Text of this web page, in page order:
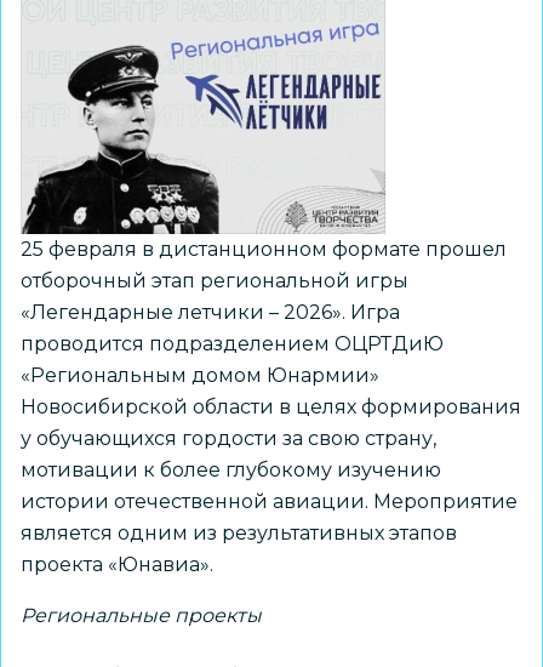
«Юнармейская
слава
региона»
25 февраля в дистанционном формате прошел
отборочный этап региональной игры
«Легендарные летчики – 2026». Игра
проводится подразделением ОЦРТДиЮ
«Региональным домом Юнармии»
Новосибирской области в целях формирования
у обучающихся гордости за свою страну,
мотивации к более глубокому изучению
истории отечественной авиации. Мероприятие
является одним из результативных этапов
проекта «Юнавиа».
Региональные проекты